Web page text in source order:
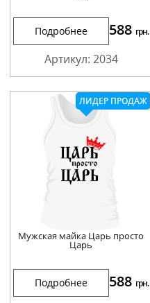
Подробнее 588 грн.
Артикул: 2034
ЛИДЕР ПРОДАЖ
Мужская майка Царь просто
Царь
Подробнее 588 грн.